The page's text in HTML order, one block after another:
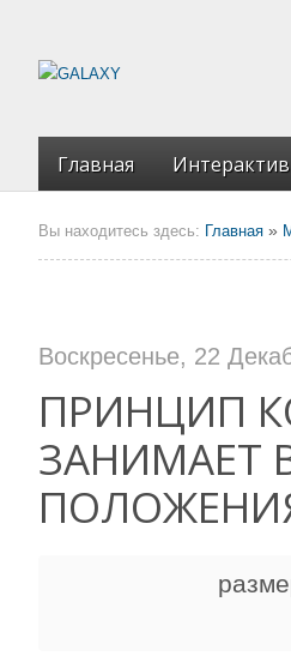
Главная Интерактив
Вы находитесь здесь: Главная »
Воскресенье, 22
ПРИНЦИП
ЗАНИМАЕТ